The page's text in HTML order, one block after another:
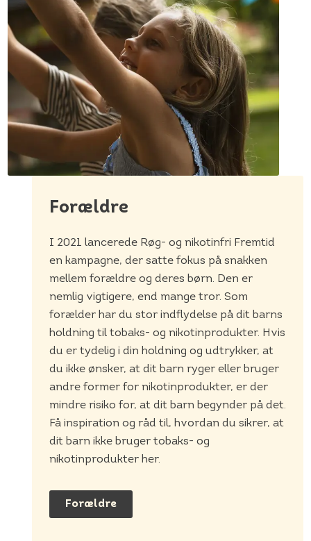
Forældre
I 2021 lancerede Røg- og nikotinfri Fremtid
en kampagne, der satte fokus på snakken
mellem forældre og deres børn. Den er
nemlig vigtigere, end mange tror. Som
forælder har du stor indflydelse på dit barns
holdning til tobaks- og nikotinprodukter. Hvis
du er tydelig i din holdning og udtrykker, at
du ikke ønsker, at dit barn ryger eller bruger
andre former for nikotinprodukter, er der
mindre risiko for, at dit barn begynder på det.
Få inspiration og råd til, hvordan du sikrer, at
dit barn ikke bruger tobaks- og
nikotinprodukter her.
Forældre